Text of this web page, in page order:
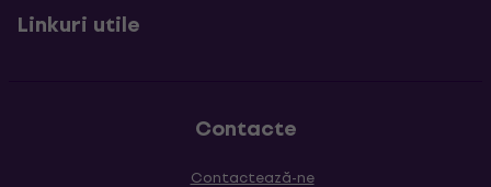
Linkuri utile
Contacte
Contactează-ne